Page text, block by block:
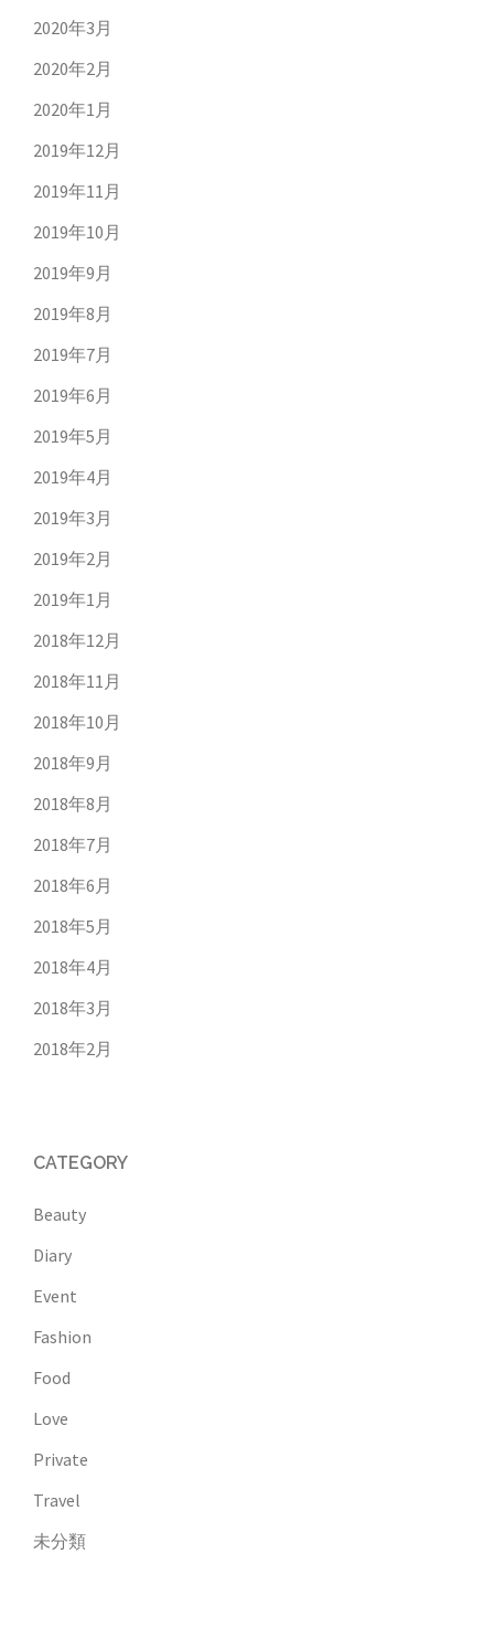
2020年3月
2020年2月
2020年1月
2019年12月
2019年11月
2019年10月
2019年9月
2019年8月
2019年7月
2019年6月
2019年5月
2019年4月
2019年3月
2019年2月
2019年1月
2018年12月
2018年11月
2018年10月
2018年9月
2018年8月
2018年7月
2018年6月
2018年5月
2018年4月
2018年3月
2018年2月
CATEGORY
Beauty
Diary
Event
Fashion
Food
Love
Private
Travel
未分類